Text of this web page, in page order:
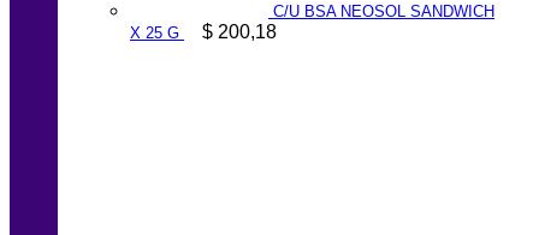
C/U BSA NEOSOL SANDWICH
X 25 G
$ 200,18